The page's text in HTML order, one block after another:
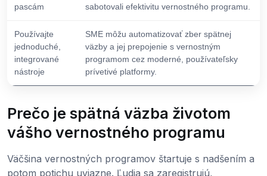
pascám
sabotovali efektivitu vernostného programu.
Používajte
jednoduché,
integrované
nástroje
SME môžu automatizovať zber spätnej
väzby a jej prepojenie s vernostným
programom cez moderné, používateľsky
prívetivé platformy.
Prečo je spätná väzba životom
vášho vernostného programu
Väčšina vernostných programov štartuje s nadšením a
potom potichu uviazne. Ľudia sa zaregistrujú,